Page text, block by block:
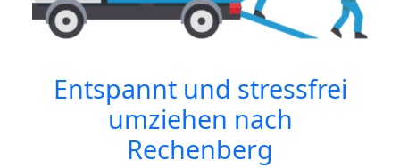
Entspannt und stressfrei
umziehen nach
Rechenberg